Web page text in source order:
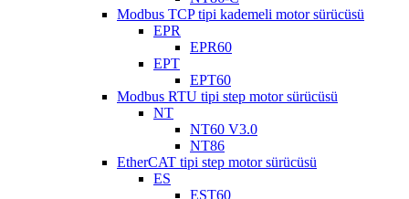
Modbus TCP tipi kademeli motor sürücüsü
EPR
EPR60
EPT
EPT60
Modbus RTU tipi step motor sürücüsü
NT
NT60 V3.0
NT86
EtherCAT tipi step motor sürücüsü
ES
EST60